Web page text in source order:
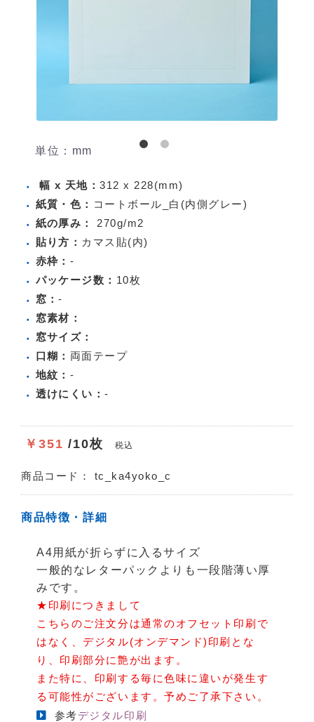
単位：mm
幅 x 天地：312 x 228(mm)
紙質・色：
コートボール_白(内側グレー)
紙の厚み：
270g/m2
貼り方： カマス貼(内)
赤枠： -
パッケージ数： 10枚
窓：-
窓素材：
窓サイズ：
口糊： 両面テープ
地紋： -
透けにくい：-
￥351/10枚 税込
商品コード： tc_ka4yoko_c
商品特徴・詳細
A4用紙が折らずに入るサイズ
一般的なレターパックよりも一段階薄い厚
みです。
★印刷につきまして
こちらのご注文分は通常のオフセット印刷で
はなく、デジタル(オンデマンド)印刷とな
り、印刷部分に艶が出ます。
また特に、印刷する毎に色味に違いが発生す
る可能性がございます。予めご了承下さい。
参考デジタル印刷